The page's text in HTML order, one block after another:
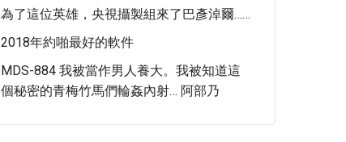
為了這位英雄，​央視攝製組來了巴彥淖爾……
2018年約啪最好的軟件
MDS-884 我被當作男人養大。我被知道這
個秘密的青梅竹馬們輪姦內射… 阿部乃